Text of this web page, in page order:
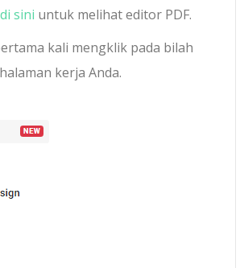
di sini untuk melihat editor PDF.
kali mengklik pada bilah
halaman kerja Anda.